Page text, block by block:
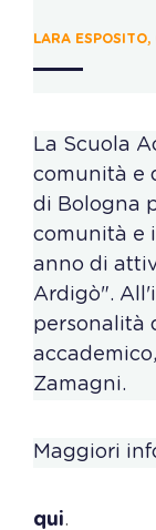
LARA
La Scuola
comunità e
di Bologna
comunità e
anno di
Ardigò".
personalità
Zamagni.
Maggiori
qui.